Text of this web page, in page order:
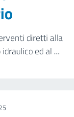
diretti alla
ed al ...